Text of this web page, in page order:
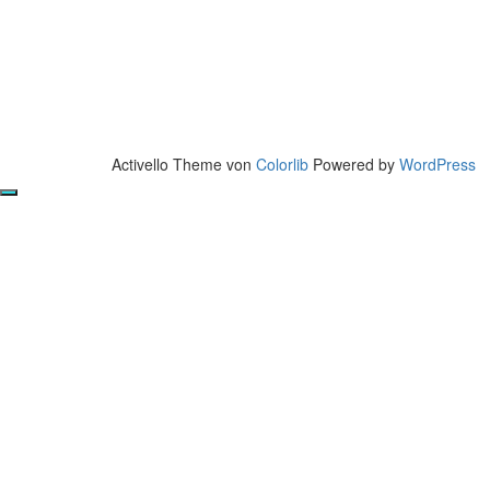
Activello Theme von Colorlib Powered by WordPress